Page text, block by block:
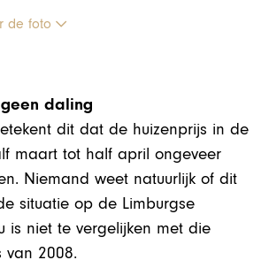
de foto
daling
dit dat de huizenprijs in de
maart tot half april ongeveer
Niemand weet natuurlijk of dit
situatie op de Limburgse
is niet te vergelijken met die
van 2008.